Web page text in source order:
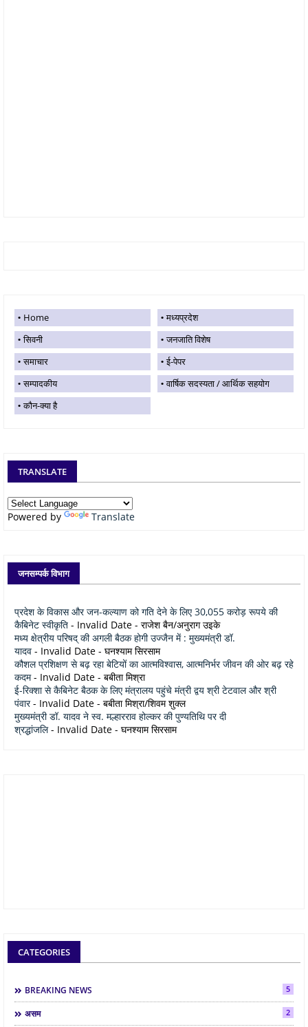
Home
मध्यप्रदेश
सिवनी
जनजाति विशेष
समाचार
ई-पेपर
सम्पादकीय
वार्षिक सदस्यता / आर्थिक सहयोग
कौन-क्या है
TRANSLATE
Powered by Translate
जनसम्पर्क विभाग
प्रदेश के विकास और जन-कल्याण को गति देने के लिए 30,055 करोड़ रूपये की
कैबिनेट स्वीकृति - Invalid Date - राजेश बैन/अनुराग उइके
मध्य क्षेत्रीय परिषद् की अगली बैठक होगी उज्जैन में : मुख्यमंत्री डॉ.
यादव - Invalid Date - घनश्याम सिरसाम
कौशल प्रशिक्षण से बढ़ रहा बेटियों का आत्मविश्वास, आत्मनिर्भर जीवन की ओर बढ़ रहे
कदम- Invalid Date - बबीता मिश्रा
ई-रिक्शा से कैबिनेट बैठक के लिए मंत्रालय पहुंचे मंत्री द्वय श्री टेटवाल और श्री
पंवार- Invalid Date - बबीता मिश्रा/शिवम शुक्ल
मुख्यमंत्री डॉ. यादव ने स्व. मल्हारराव होल्कर की पुण्यतिथि पर दी
श्रद्धांजलि- Invalid Date - घनश्याम सिरसाम
CATEGORIES
BREAKING NEWS 5
असम 2